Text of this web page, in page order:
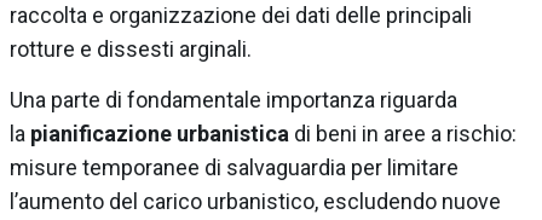
raccolta e organizzazione dei dati delle principali
rotture e dissesti arginali.
Una parte di fondamentale importanza riguarda
la pianificazione urbanistica di beni in aree a rischio:
misure temporanee di salvaguardia per limitare
l’aumento del carico urbanistico, escludendo nuove